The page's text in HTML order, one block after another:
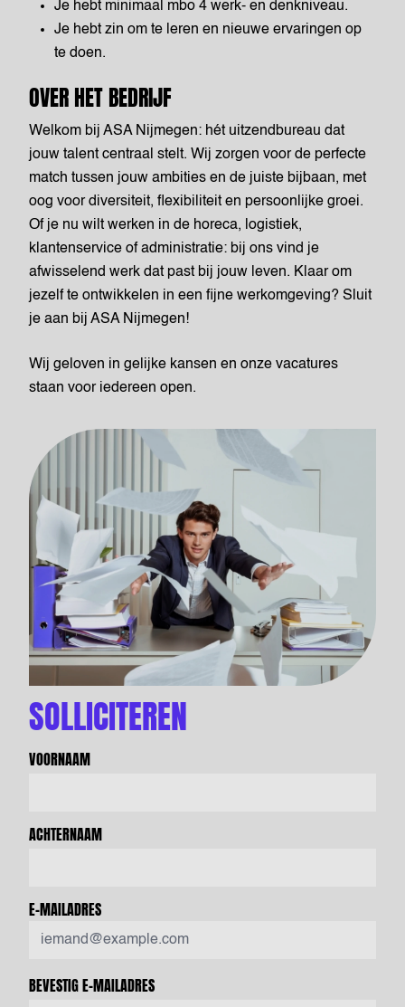
Je hebt minimaal mbo 4 werk- en denkniveau.
Je hebt zin om te leren en nieuwe ervaringen op
te doen.
OVER HET BEDRIJF
Welkom bij ASA Nijmegen: hét uitzendbureau dat
jouw talent centraal stelt. Wij zorgen voor de perfecte
match tussen jouw ambities en de juiste bijbaan, met
oog voor diversiteit, flexibiliteit en persoonlijke groei.
Of je nu wilt werken in de horeca, logistiek,
klantenservice of administratie: bij ons vind je
afwisselend werk dat past bij jouw leven. Klaar om
jezelf te ontwikkelen in een fijne werkomgeving? Sluit
je aan bij ASA Nijmegen!
Wij geloven in gelijke kansen en onze vacatures
staan voor iedereen open.
SOLLICITEREN
VOORNAAM
ACHTERNAAM
E-MAILADRES
BEVESTIG E-MAILADRES